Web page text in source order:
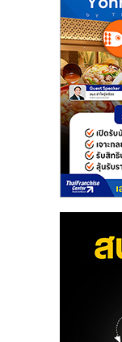
ไชส์
ขาย
หน้า
บ้าน
ลงทุน